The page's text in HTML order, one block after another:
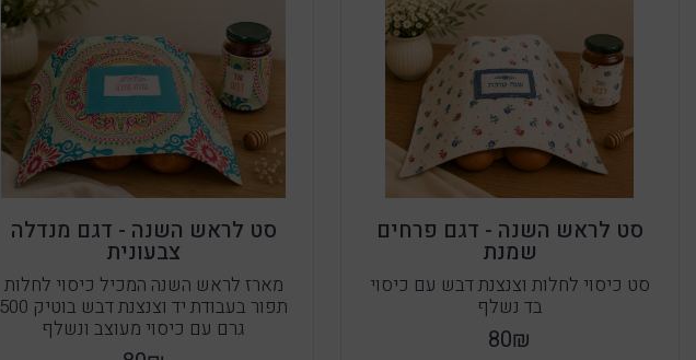
סט לראש השנה - דגם פרחים
שמנת
סט כיסוי לחלות וצנצנת דבש עם כיסוי
בד נשלף
80₪
סט לראש השנה - דגם מנדלה
צבעונית
מארז לראש השנה המכיל כיסוי לחלות
תפור בעבודת יד וצנצנת דבש בוטיק 500
גרם עם כיסוי מעוצב ונשלף